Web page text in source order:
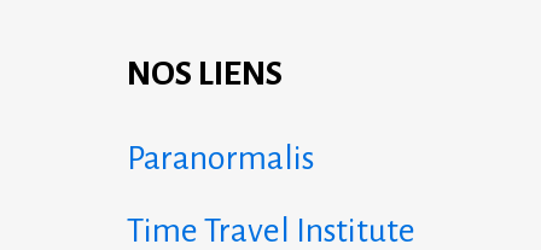
NOS LIENS
Paranormalis
Time Travel Institute